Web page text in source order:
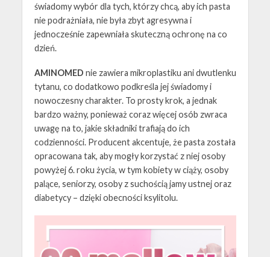
świadomy wybór dla tych, którzy chcą, aby ich pasta
nie podrażniała, nie była zbyt agresywna i
jednocześnie zapewniała skuteczną ochronę na co
dzień.
AMINOMED nie zawiera mikroplastiku ani dwutlenku
tytanu, co dodatkowo podkreśla jej świadomy i
nowoczesny charakter. To prosty krok, a jednak
bardzo ważny, ponieważ coraz więcej osób zwraca
uwagę na to, jakie składniki trafiają do ich
codzienności. Producent akcentuje, że pasta została
opracowana tak, aby mogły korzystać z niej osoby
powyżej 6. roku życia, w tym kobiety w ciąży, osoby
palące, seniorzy, osoby z suchością jamy ustnej oraz
diabetycy – dzięki obecności ksylitolu.